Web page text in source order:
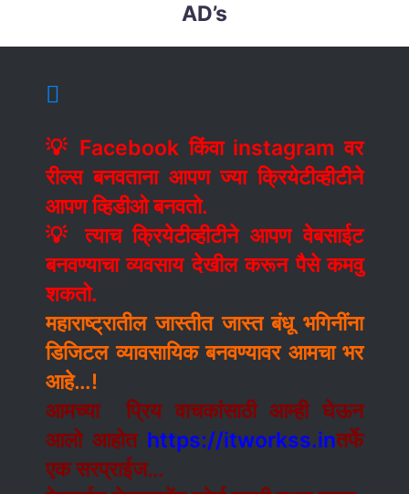
AD’s
💡 Facebook किंवा instagram वर
रील्स बनवताना आपण ज्या क्रियेटीव्हीटीने
आपण व्हिडीओ बनवतो.
💡 त्याच क्रियेटीव्हीटीने आपण वेबसाईट
बनवण्याचा व्यवसाय देखील करून पैसे कमवु
शकतो.
महाराष्ट्रातील जास्तीत जास्त बंधू भगिनींना
डिजिटल व्यावसायिक बनवण्यावर आमचा भर
आहे…!
आमच्या प्रिय वाचकांसाठी आम्ही घेऊन
आलो आहोत https://itworkss.inतर्फे
एक सरप्राईज…